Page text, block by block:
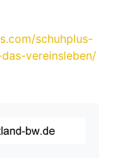
schuhplus-
vereinsleben/